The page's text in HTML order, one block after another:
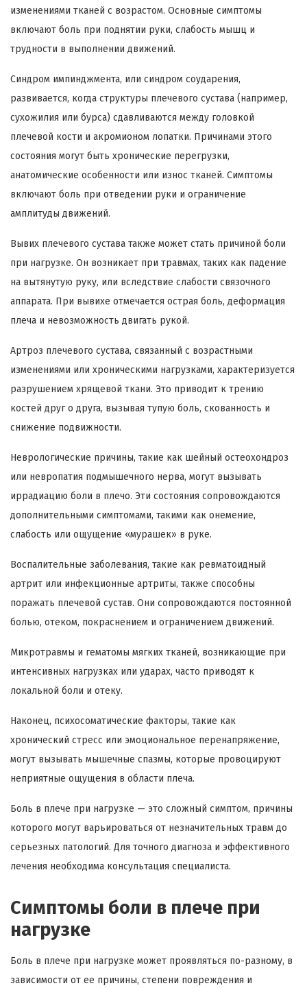
изменениями тканей с возрастом. Основные симптомы
включают боль при поднятии руки, слабость мышц и
трудности в выполнении движений.
Синдром импинджмента, или синдром соударения,
развивается, когда структуры плечевого сустава (например,
сухожилия или бурса) сдавливаются между головкой
плечевой кости и акромионом лопатки. Причинами этого
состояния могут быть хронические перегрузки,
анатомические особенности или износ тканей. Симптомы
включают боль при отведении руки и ограничение
амплитуды движений.
Вывих плечевого сустава также может стать причиной боли
при нагрузке. Он возникает при травмах, таких как падение
на вытянутую руку, или вследствие слабости связочного
аппарата. При вывихе отмечается острая боль, деформация
плеча и невозможность двигать рукой.
Артроз плечевого сустава, связанный с возрастными
изменениями или хроническими нагрузками, характеризуется
разрушением хрящевой ткани. Это приводит к трению
костей друг о друга, вызывая тупую боль, скованность и
снижение подвижности.
Неврологические причины, такие как шейный остеохондроз
или невропатия подмышечного нерва, могут вызывать
иррадиацию боли в плечо. Эти состояния сопровождаются
дополнительными симптомами, такими как онемение,
слабость или ощущение «мурашек» в руке.
Воспалительные заболевания, такие как ревматоидный
артрит или инфекционные артриты, также способны
поражать плечевой сустав. Они сопровождаются постоянной
болью, отеком, покраснением и ограничением движений.
Микротравмы и гематомы мягких тканей, возникающие при
интенсивных нагрузках или ударах, часто приводят к
локальной боли и отеку.
Наконец, психосоматические факторы, такие как
хронический стресс или эмоциональное перенапряжение,
могут вызывать мышечные спазмы, которые провоцируют
неприятные ощущения в области плеча.
Боль в плече при нагрузке — это сложный симптом, причины
которого могут варьироваться от незначительных травм до
серьезных патологий. Для точного диагноза и эффективного
лечения необходима консультация специалиста.
Симптомы боли в плече при
нагрузке
Боль в плече при нагрузке может проявляться по-разному, в
зависимости от ее причины, степени повреждения и